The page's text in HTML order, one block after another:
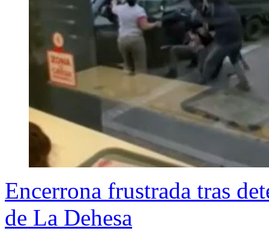
Encerrona frustrada tras
de La Dehesa